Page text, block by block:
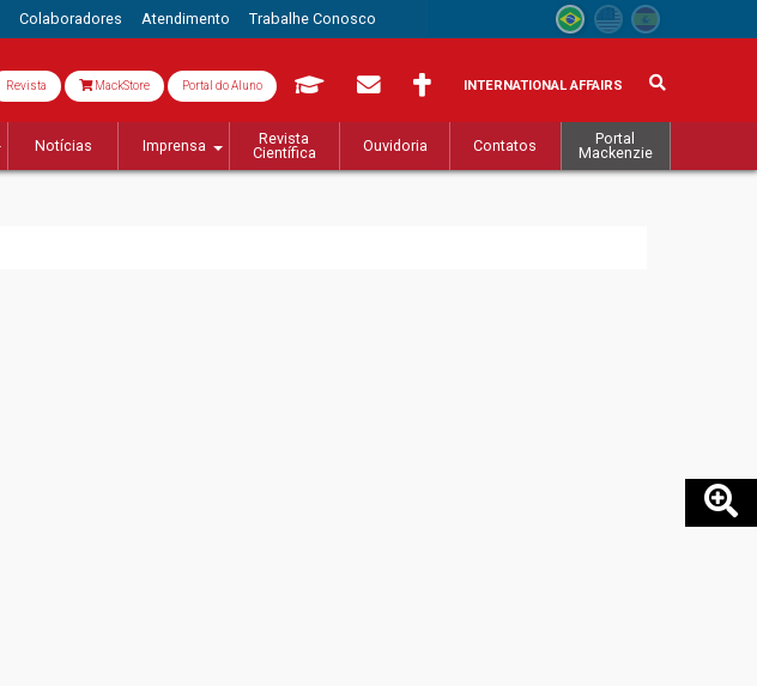
Colaboradores Atendimento Trabalhe Conosco
Revista MackStore Portal do Aluno INTERNATIONAL AFFAIRS
Notícias Imprensa
Revista
Científica
Ouvidoria Contatos
Portal
Mackenzie